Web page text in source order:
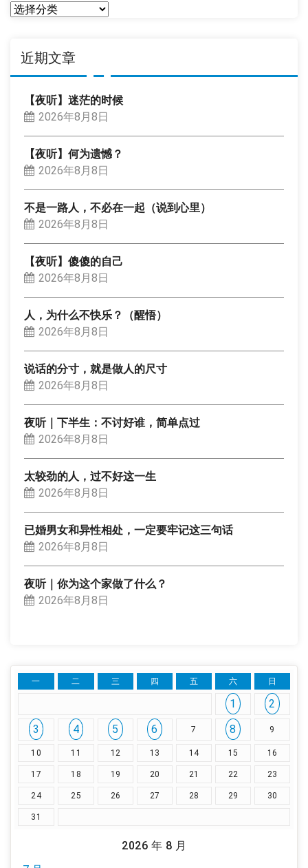
分
近期文章
【夜听】迷茫的时候
2026年8月8日
【夜听】何为遗憾？
2026年8月8日
不是一路人，不必在一起（说到心里）
2026年8月8日
【夜听】傻傻的自己
2026年8月8日
人，为什么不快乐？（醒悟）
2026年8月8日
说话的分寸，就是做人的尺寸
2026年8月8日
夜听｜下半生：不讨好谁，简单点过
2026年8月8日
太较劲的人，过不好这一生
2026年8月8日
已婚男女和异性相处，一定要牢记这三句话
2026年8月8日
夜听｜你为这个家做了什么？
2026年8月8日
2026 年 8 月
一 二 三 四 五 六 日
1
2
3
4 5 6 7 8 9
10 11 12 13 14 15 16
17 18 19 20 21 22 23
24 25 26 27 28 29 30
31